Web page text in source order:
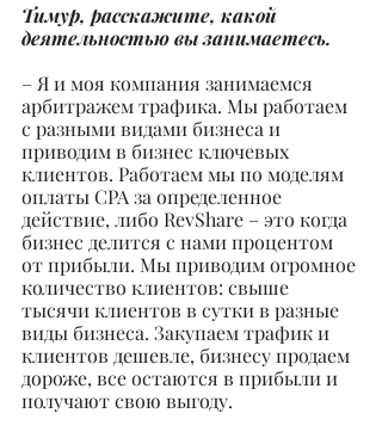
Тимур, расскажите, какой
деятельностью вы занимаетесь.
– Я и моя компания занимаемся
арбитражем трафика. Мы работаем
с разными видами бизнеса и
приводим в бизнес ключевых
клиентов. Работаем мы по моделям
оплаты CPA за определенное
действие, либо RevShare – это когда
бизнес делится с нами процентом
от прибыли. Мы приводим огромное
количество клиентов: свыше
тысячи клиентов в сутки в разные
виды бизнеса. Закупаем трафик и
клиентов дешевле, бизнесу продаем
дороже, все остаются в прибыли и
получают свою выгоду.